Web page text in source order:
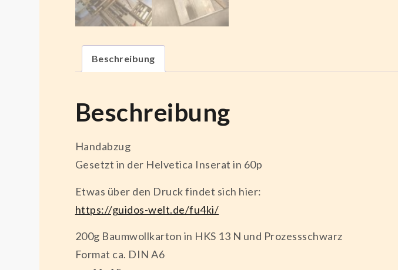
Beschreibung
Beschreibung
Handabzug
Gesetzt in der Helvetica Inserat in 60p
Etwas über den Druck findet sich hier:
https://guidos-welt.de/fu4ki/
200g Baumwollkarton in HKS 13 N und Prozessschwarz
Format ca. DIN A6